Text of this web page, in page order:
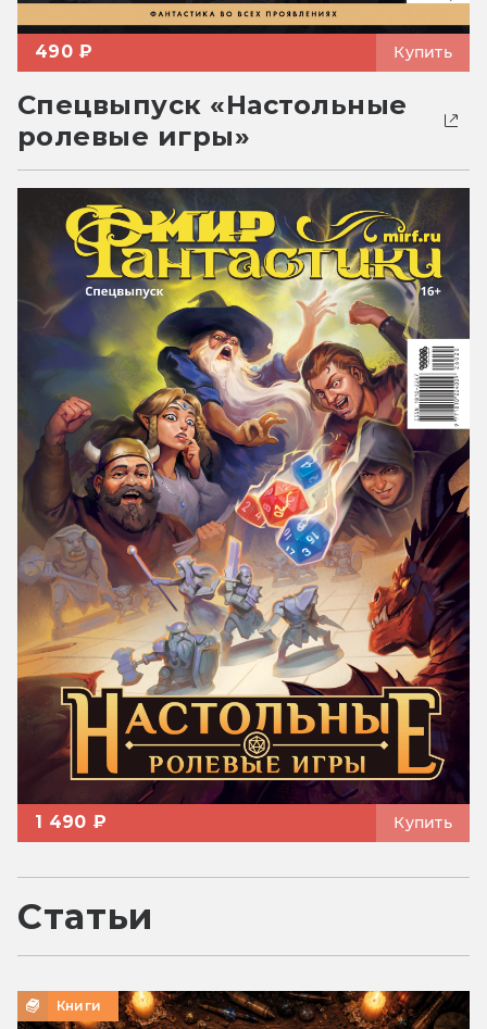
490 ₽ Купить
Спецвыпуск «Настольные
ролевые игры»
1 490 ₽ Купить
Статьи
Книги